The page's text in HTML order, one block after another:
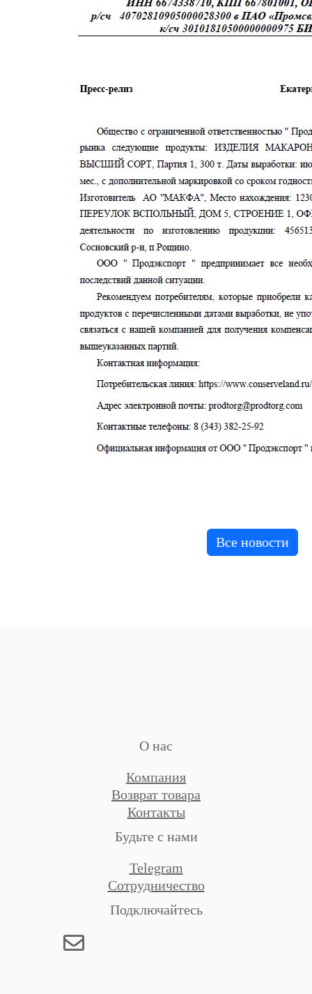
Все новости
О нас
Компания
Возврат товара
Контакты
Будьте с нами
Telegram
Сотрудничество
Подключайтесь